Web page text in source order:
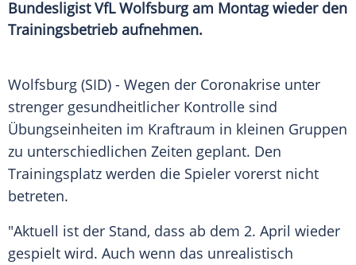
Bundesligist VfL Wolfsburg am Montag wieder den
Trainingsbetrieb aufnehmen.
Wolfsburg (SID) - Wegen der Coronakrise unter
strenger gesundheitlicher Kontrolle sind
Übungseinheiten im Kraftraum in kleinen Gruppen
zu unterschiedlichen Zeiten geplant. Den
Trainingsplatz werden die Spieler vorerst nicht
betreten.
"Aktuell ist der Stand, dass ab dem 2. April wieder
gespielt wird. Auch wenn das unrealistisch